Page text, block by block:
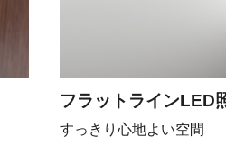
フラットラインLED
すっきり心地よい空間